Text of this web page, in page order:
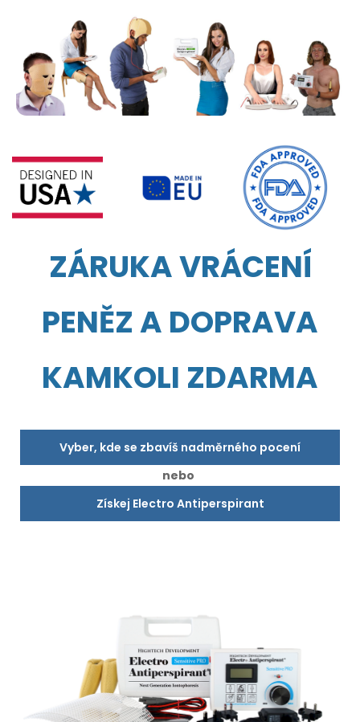
ZÁRUKA VRÁCENÍ
PENĚZ A DOPRAVA
KAMKOLI ZDARMA
Vyber, kde se zbavíš nadměrného pocení
nebo
Získej Electro Antiperspirant